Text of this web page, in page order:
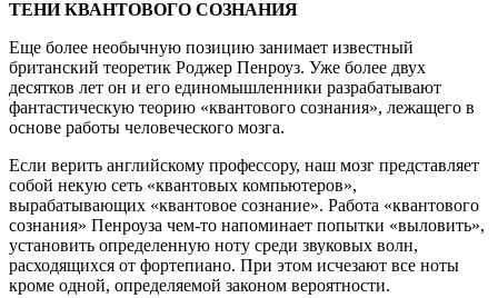
ТЕНИ КВАНТОВОГО СОЗНАНИЯ
Еще более необычную позицию занимает известный
британский теоретик Роджер Пенроуз. Уже более двух
десятков лет он и его единомышленники разрабатывают
фантастическую теорию «квантового сознания», лежащего в
основе работы человеческого мозга.
Если верить английскому профессору, наш мозг представляет
собой некую сеть «квантовых компьютеров»,
вырабатывающих «квантовое сознание». Работа «квантового
сознания» Пенроуза чем-то напоминает попытки «выловить»,
установить определенную ноту среди звуковых волн,
расходящихся от фортепиано. При этом исчезают все ноты
кроме одной, определяемой законом вероятности.